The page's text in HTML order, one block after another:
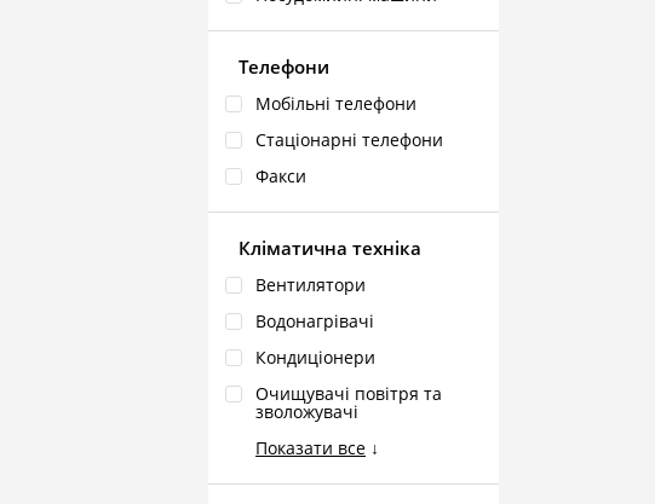
Телефони
Мобільні телефони
Стаціонарні телефони
Факси
Кліматична техніка
Вентилятори
Водонагрівачі
Кондиціонери
Очищувачі повітря та
зволожувачі
Показати все ↓